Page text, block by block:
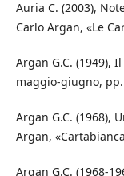
Auria C. (2003),
Carlo Argan, «Le
Argan G.C. (1949),
maggio-giugno, pp.
Argan G.C. (1968),
Argan,
Argan G.C. (1968-